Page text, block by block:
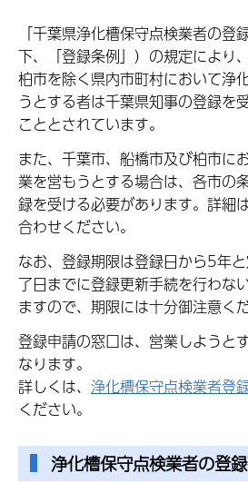
「千葉県浄化槽保守点検業者の登
下、「登録条例」）の規定により
柏市を除く県内市町村において浄
うとする者は千葉県知事の登録を
こととされています。
また、千葉市、船橋市及び柏市に
業を営もうとする場合は、各市の
録を受ける必要があります。詳細
合わせください。
なお、登録期限は登録日から5年
了日までに登録更新手続を行わな
ますので、期限には十分御注意くだ
登録申請の窓口は、営業しようと
なります。
詳しくは、 浄化槽保守点検業者登
ください。
浄化槽保守点検業者の登